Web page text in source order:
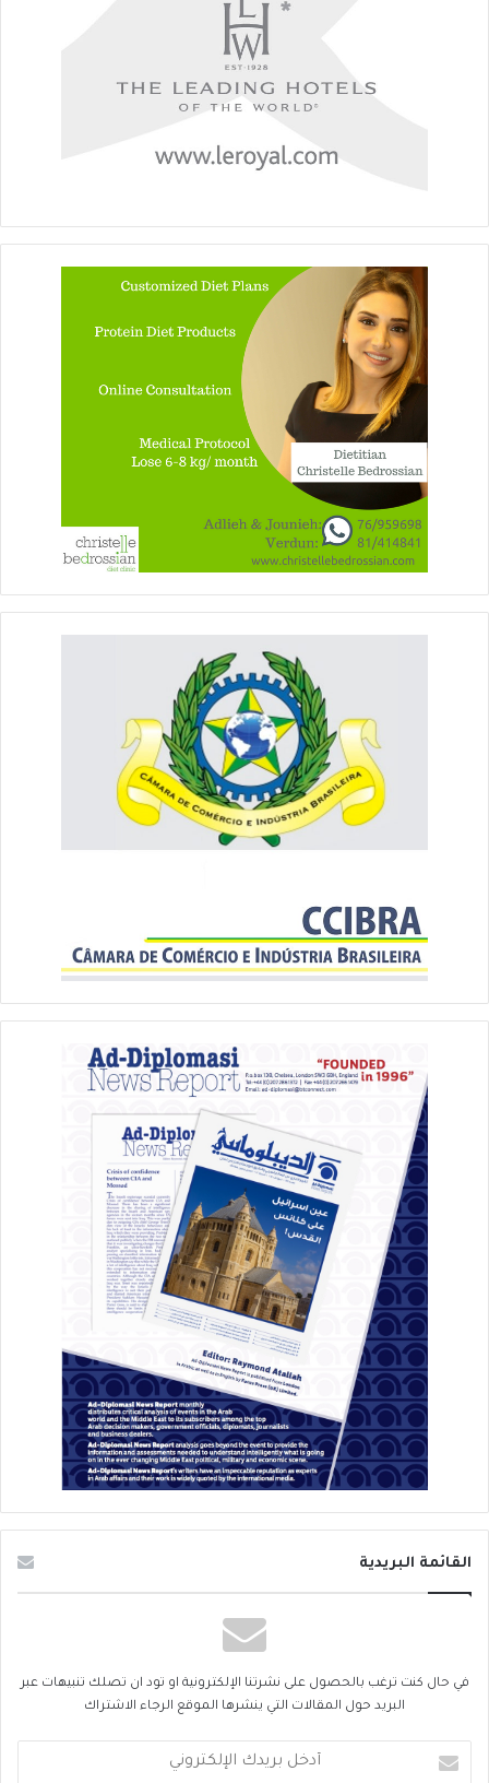
القائمة البريدية
في حال كنت ترغب بالحصول على نشرتنا الإلكترونية او تود ان تصلك تنبيهات عبر
البريد حول المقالات التي ينشرها الموقع الرجاء الاشتراك
بريدك